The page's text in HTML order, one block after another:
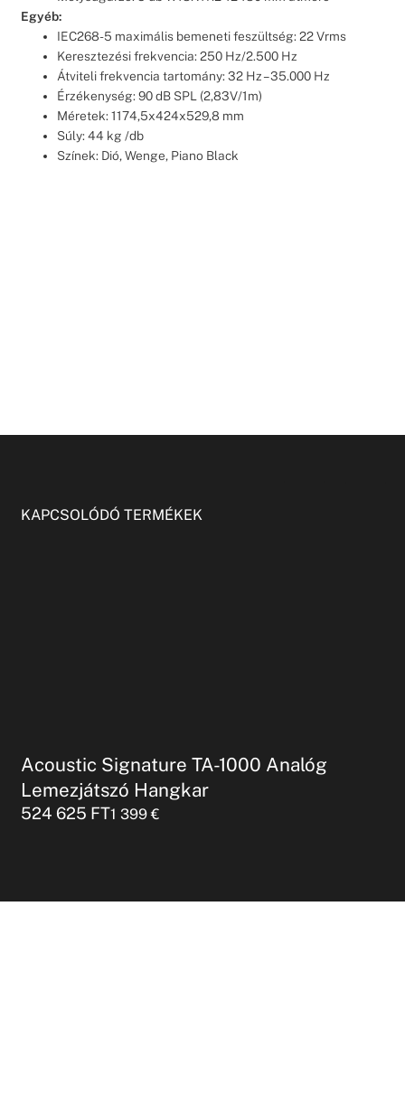
Egyéb:
IEC268-5 maximális bemeneti feszültség: 22 Vrms
Keresztezési frekvencia: 250 Hz/2.500 Hz
Átviteli frekvencia tartomány: 32 Hz – 35.000 Hz
Érzékenység: 90 dB SPL (2,83V/1m)
Méretek: 1174,5x424x529,8 mm
Súly: 44 kg /db
Színek: Dió, Wenge, Piano Black
KAPCSOLÓDÓ TERMÉKEK
Acoustic Signature TA-1000 Analóg
Lemezjátszó Hangkar
524 625 FT1 399€